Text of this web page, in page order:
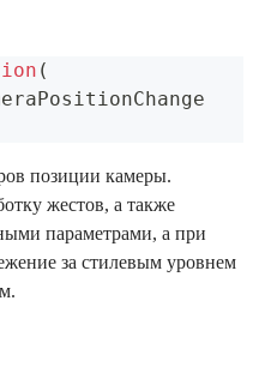
(
позиции камеры.
жестов, а также
параметрами, а при
за стилевым уровнем